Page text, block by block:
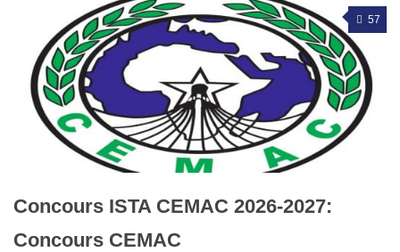
57
Concours ISTA CEMAC 2026-2027:
Concours CEMAC